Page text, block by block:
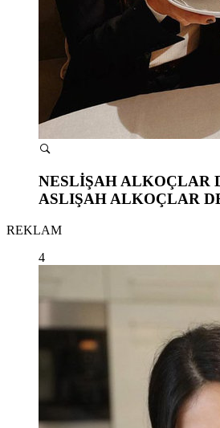
NESLİŞAH ALKOÇLAR
ASLIŞAH ALKOÇLAR
REKLAM
4